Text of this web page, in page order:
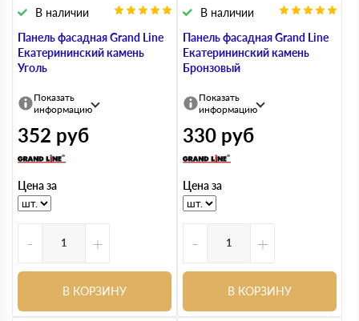
Панель фасадная Grand Line
Екатерининский камень
Уголь
В наличии
Показать
информацию
352 руб
Цена за
- +
В КОРЗИНУ
Панель фасадная Grand Line
Екатерининский камень
Бронзовый
В наличии
Показать
информацию
330 руб
Цена за
- +
В КОРЗИНУ